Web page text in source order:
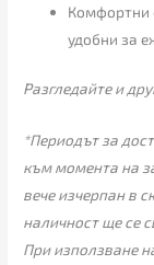
Комфортни
удобни за
Разгледайте и
*Периодът за
към момента на
вече изчерпан в
наличност ще се
При използване